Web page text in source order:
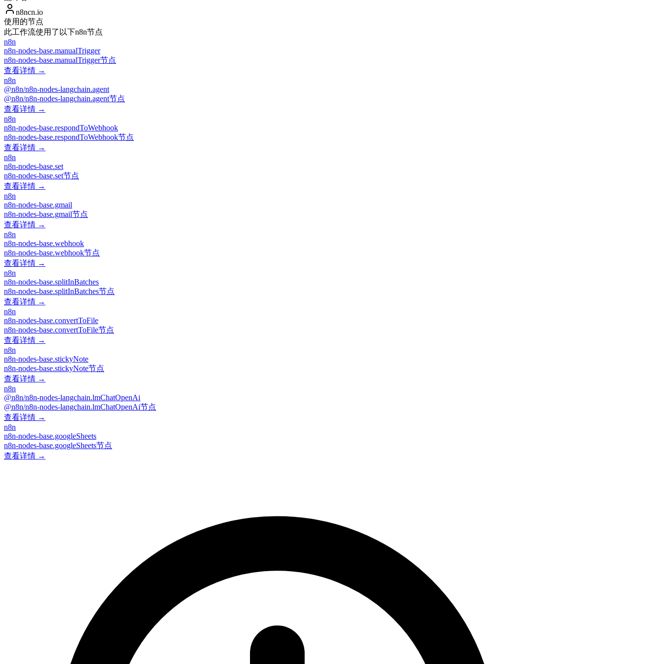
n8ncn.io
使用的节点
此工作流使用了以下n8n节点
n8n
n8n-nodes-base.manualTrigger
n8n-nodes-base.manualTrigger节点
查看详情 →
n8n
@n8n/n8n-nodes-langchain.agent
@n8n/n8n-nodes-langchain.agent节点
查看详情 →
n8n
n8n-nodes-base.respondToWebhook
n8n-nodes-base.respondToWebhook节点
查看详情 →
n8n
n8n-nodes-base.set
n8n-nodes-base.set节点
查看详情 →
n8n
n8n-nodes-base.gmail
n8n-nodes-base.gmail节点
查看详情 →
n8n
n8n-nodes-base.webhook
n8n-nodes-base.webhook节点
查看详情 →
n8n
n8n-nodes-base.splitInBatches
n8n-nodes-base.splitInBatches节点
查看详情 →
n8n
n8n-nodes-base.convertToFile
n8n-nodes-base.convertToFile节点
查看详情 →
n8n
n8n-nodes-base.stickyNote
n8n-nodes-base.stickyNote节点
查看详情 →
n8n
@n8n/n8n-nodes-langchain.lmChatOpenAi
@n8n/n8n-nodes-langchain.lmChatOpenAi节点
查看详情 →
n8n
n8n-nodes-base.googleSheets
n8n-nodes-base.googleSheets节点
查看详情 →